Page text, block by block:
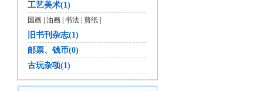
工艺美术(1)
国画 油画 书法 剪纸
旧书刊杂志(1)
邮票、钱币(0)
古玩杂项(1)